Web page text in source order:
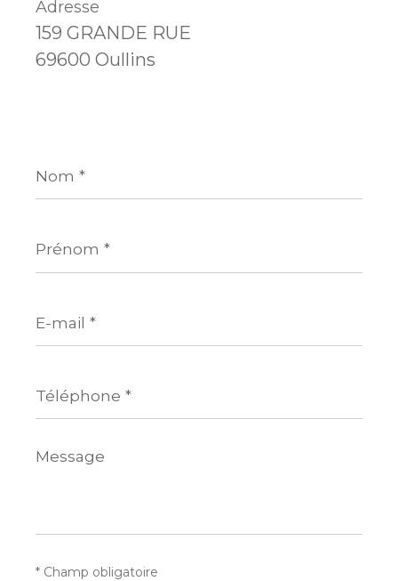
Adresse
159 GRANDE RUE
69600 Oullins
*
*
mail
*
*
Message
*
* Champ obligatoire